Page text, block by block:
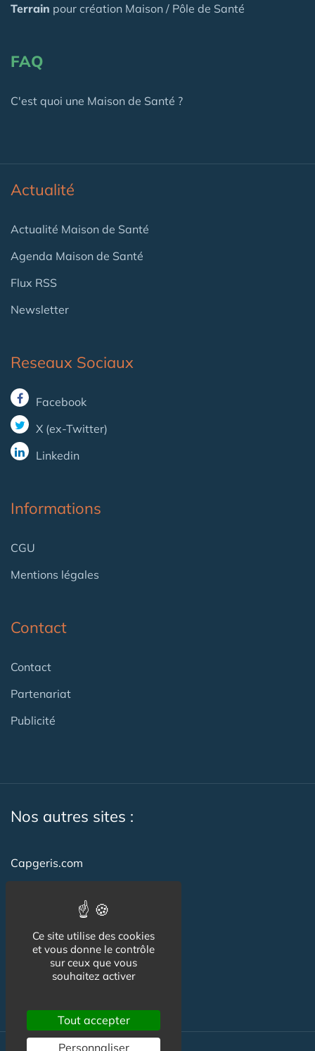
Terrain pour création Maison / Pôle de Santé
FAQ
C'est quoi une Maison de Santé ?
Actualité
Actualité Maison de Santé
Agenda Maison de Santé
Flux RSS
Newsletter
Reseaux Sociaux
Facebook
X (ex-Twitter)
Linkedin
Informations
CGU
Mentions légales
Contact
Contact
Partenariat
Publicité
Nos autres sites :
Capgeris.com
Emploi-formation-sante.com
Seniorissimmo.com
Creche-et-naissance.com
Ce site utilise des cookies
et vous donne le contrôle
sur ceux que vous
souhaitez activer
Tout accepter
Personnaliser